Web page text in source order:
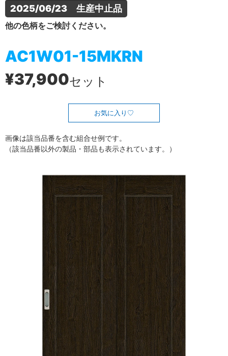
2025/06/23　生産中止品
他の色柄をご検討ください。
AC1W01-15MKRN
¥37,900セット
お気に入り
画像は該当品番を含む組合せ例です。
（該当品番以外の製品・部品も表示されています。）